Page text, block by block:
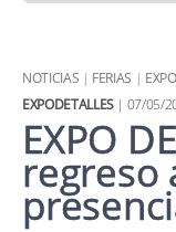
NOTICIAS | FERIAS |
EXPODETALLES| 07/05/
EXPO
regreso